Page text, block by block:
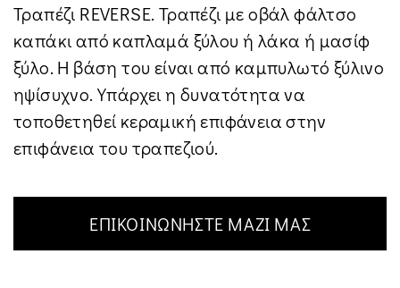
Τραπέζι REVERSE. Τραπέζι με οβάλ φάλτσο
καπάκι από καπλαμά ξύλου ή λάκα ή μασίφ
ξύλο. Η βάση του είναι από καμπυλωτό ξύλινο
ηψίσυχνο. Υπάρχει η δυνατότητα να
τοποθετηθεί κεραμική επιφάνεια στην
επιφάνεια του τραπεζιού.
ΕΠΙΚΟΙΝΩΝΗΣΤΕ ΜΑΖΙ ΜΑΣ